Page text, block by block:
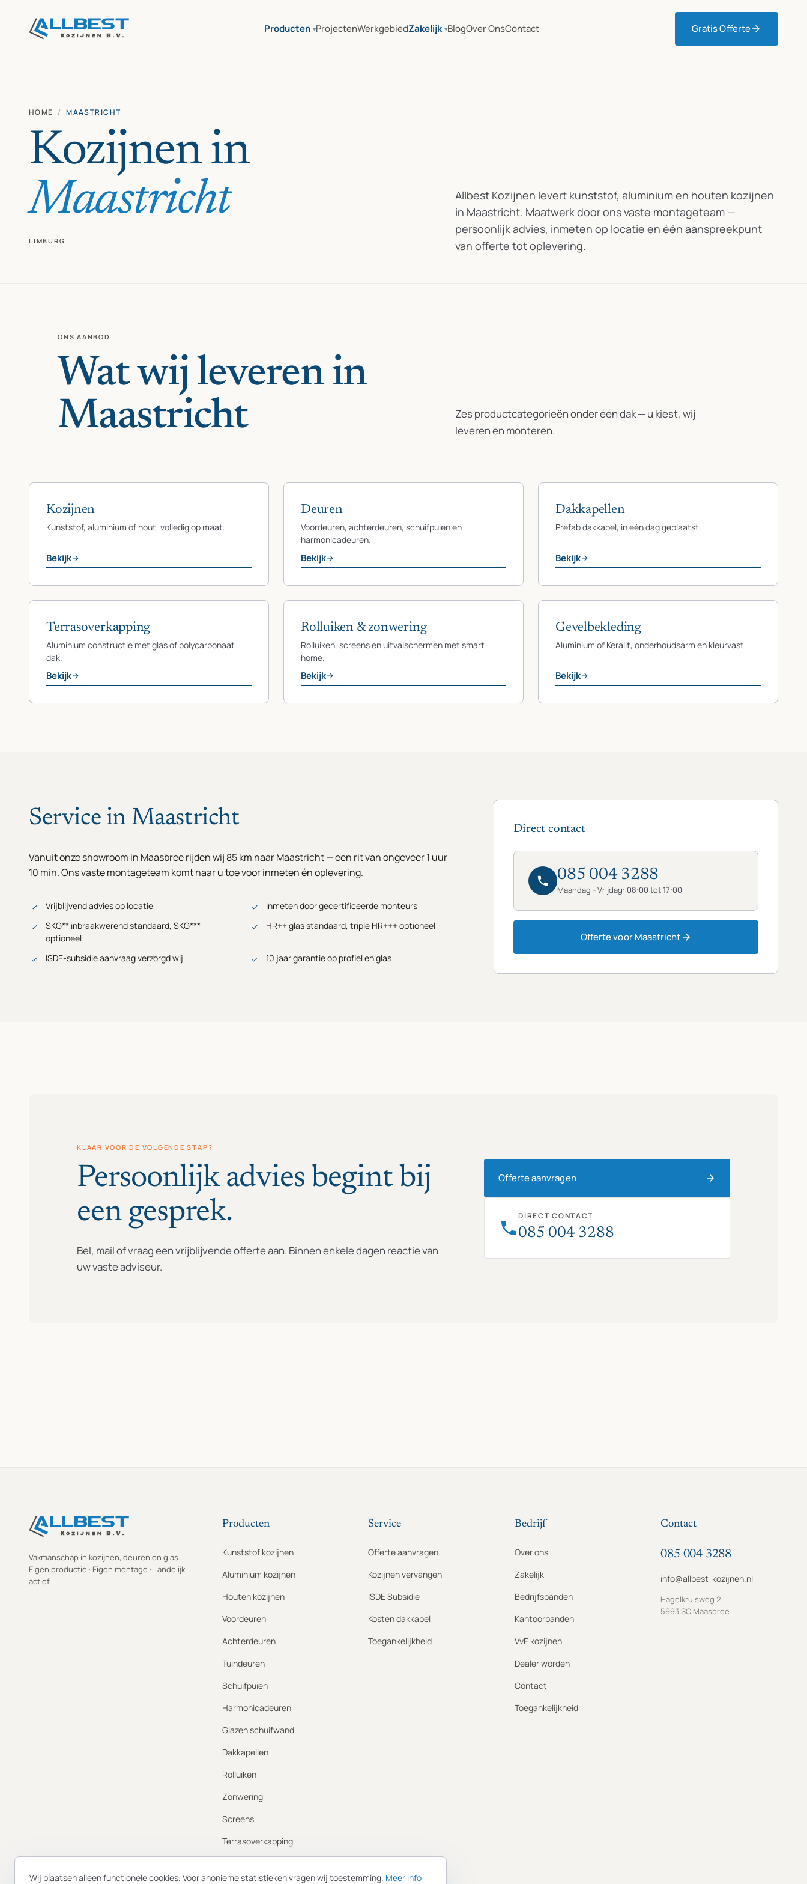
Producten ProjectenWerkgebiedZakelijk BlogOver OnsContact Gratis Offerte
HOME / MAASTRICHT
Kozijnen in
Maastricht
LIMBURG
Allbest Kozijnen levert kunststof, aluminium en houten kozijnen
in Maastricht. Maatwerk door ons vaste montageteam —
persoonlijk advies, inmeten op locatie en één aanspreekpunt
van offerte tot oplevering.
ONS AANBOD
Wat wij leveren in
Maastricht
Zes productcategorieën onder één dak — u kiest, wij
leveren en monteren.
Kozijnen
Kunststof, aluminium of hout, volledig op maat.
Bekijk
Deuren
Voordeuren, achterdeuren, schuifpuien en
harmonicadeuren.
Bekijk
Dakkapellen
Prefab dakkapel, in één dag geplaatst.
Bekijk
Terrasoverkapping
Aluminium constructie met glas of polycarbonaat
dak.
Bekijk
Rolluiken & zonwering
Rolluiken, screens en uitvalschermen met smart
home.
Bekijk
Gevelbekleding
Aluminium of Keralit, onderhoudsarm en kleurvast.
Bekijk
Service in Maastricht
Vanuit onze showroom in Maasbree rijden wij 85 km naar Maastricht — een rit van ongeveer 1 uur
10 min. Ons vaste montageteam komt naar u toe voor inmeten én oplevering.
Vrijblijvend advies op locatie
Inmeten door gecertificeerde monteurs
SKG** inbraakwerend standaard, SKG***
optioneel
HR++ glas standaard, triple HR+++ optioneel
ISDE-subsidie aanvraag verzorgd wij 10 jaar garantie op profiel en glas
Direct contact
085 004 3288
Maandag - Vrijdag: 08:00 tot 17:00
Offerte voor Maastricht
KLAAR VOOR DE VOLGENDE STAP?
Persoonlijk advies begint bij
een gesprek.
Bel, mail of vraag een vrijblijvende offerte aan. Binnen enkele dagen reactie van
uw vaste adviseur.
Offerte aanvragen
DIRECT CONTACT
085 004 3288
Vakmanschap in kozijnen, deuren en glas.
Eigen productie · Eigen montage · Landelijk
actief.
Producten
Kunststof kozijnen
Aluminium kozijnen
Houten kozijnen
Voordeuren
Achterdeuren
Tuindeuren
Schuifpuien
Harmonicadeuren
Glazen schuifwand
Dakkapellen
Rolluiken
Zonwering
Screens
Terrasoverkapping
Service
Offerte aanvragen
Kozijnen vervangen
ISDE Subsidie
Kosten dakkapel
Toegankelijkheid
Bedrijf
Over ons
Zakelijk
Bedrijfspanden
Kantoorpanden
VvE kozijnen
Dealer worden
Contact
Toegankelijkheid
Contact
085 004 3288
info@allbest-kozijnen.nl
Hagelkruisweg 2
5993 SC Maasbree
Wij plaatsen alleen functionele cookies. Voor anonieme statistieken vragen wij toestemming. Meer info